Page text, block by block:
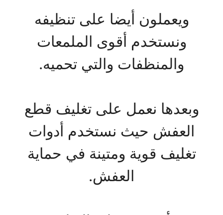
ويعملون أيضا على تنظيفه
ونستخدم أقوى الملمعات
والمنظفات والتي تحميه.
وبعدها نعمل على تغليف قطع
العفش حيث نستخدم أدوات
تغليف قوية ومتينة في حماية
العفش.